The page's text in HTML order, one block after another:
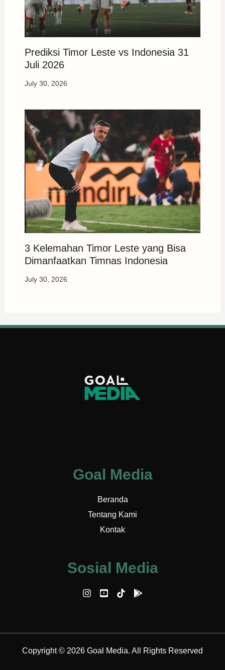
Prediksi Timor Leste vs Indonesia 31
Juli 2026
July 30, 2026
3 Kelemahan Timor Leste yang Bisa
Dimanfaatkan Timnas Indonesia
July 30, 2026
Goal Media
Beranda
Tentang Kami
Kontak
Sosial Media
Copyright © 2026 Goal Media. All Rights Reserved